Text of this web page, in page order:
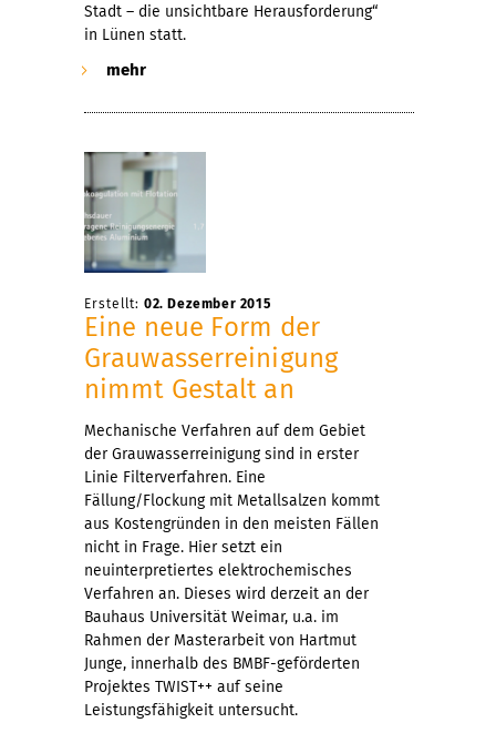
Stadt – die unsichtbare Herausforderung“
in Lünen statt.
mehr
Erstellt: 02. Dezember 2015
Eine neue Form der
Grauwasserreinigung
nimmt Gestalt an
Mechanische Verfahren auf dem Gebiet
der Grauwasserreinigung sind in erster
Linie Filterverfahren. Eine
Fällung/Flockung mit Metallsalzen kommt
aus Kostengründen in den meisten Fällen
nicht in Frage. Hier setzt ein
neuinterpretiertes elektrochemisches
Verfahren an. Dieses wird derzeit an der
Bauhaus Universität Weimar, u.a. im
Rahmen der Masterarbeit von Hartmut
Junge, innerhalb des BMBF-geförderten
Projektes TWIST++ auf seine
Leistungsfähigkeit untersucht.